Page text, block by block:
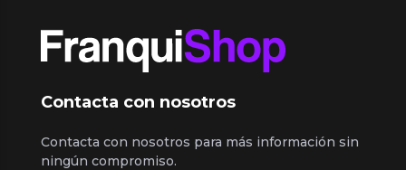
Contacta con nosotros
Contacta con nosotros para más información sin
ningún compromiso.